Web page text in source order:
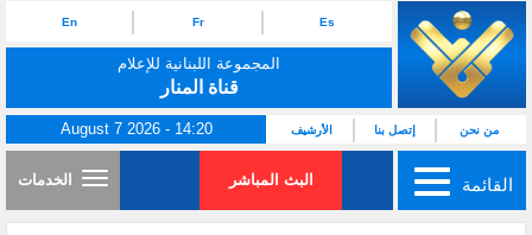
Es
Fr
En
المجموعة اللبنانية للإعلام
قناة المنار
من نحن إتصل بنا الأرشيف August 7 2026 - 14:20
القائمة البث المباشر الخدمات